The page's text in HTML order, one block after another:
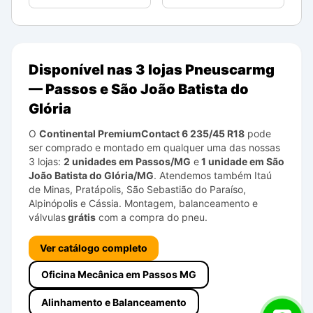
Disponível nas 3 lojas Pneuscarmg
— Passos e São João Batista do
Glória
O Continental PremiumContact 6235/45 R18 pode
ser comprado e montado em qualquer uma das nossas
3 lojas: 2 unidades em Passos/MG e1 unidade em São
João Batista do Glória/MG. Atendemos também Itaú
de Minas, Pratápolis, São Sebastião do Paraíso,
Alpinópolis e Cássia. Montagem, balanceamento e
válvulasgrátis com a compra do pneu.
Ver catálogo completo
Oficina Mecânica em Passos MG
Alinhamento e Balanceamento